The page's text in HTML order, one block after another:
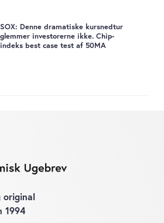
SOX: Denne dramatiske kursnedtur
glemmer investorerne ikke. Chip-
indeks best case test af 50MA
original
1994